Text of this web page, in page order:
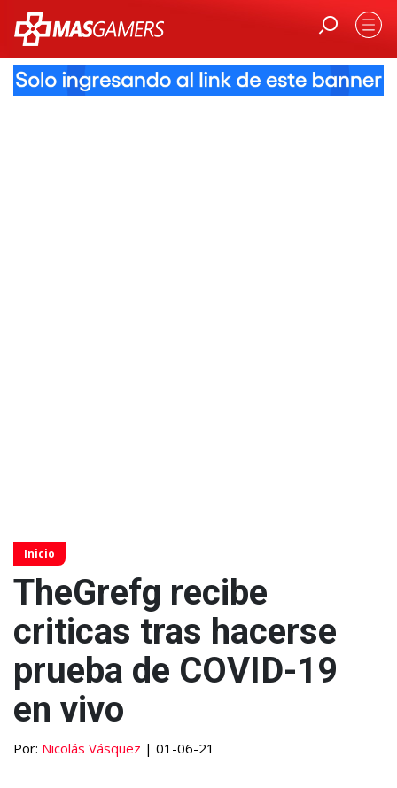
Inicio
TheGrefg recibe
criticas tras hacerse
prueba de COVID-19
en vivo
Por: Nicolás Vásquez | 01-06-21